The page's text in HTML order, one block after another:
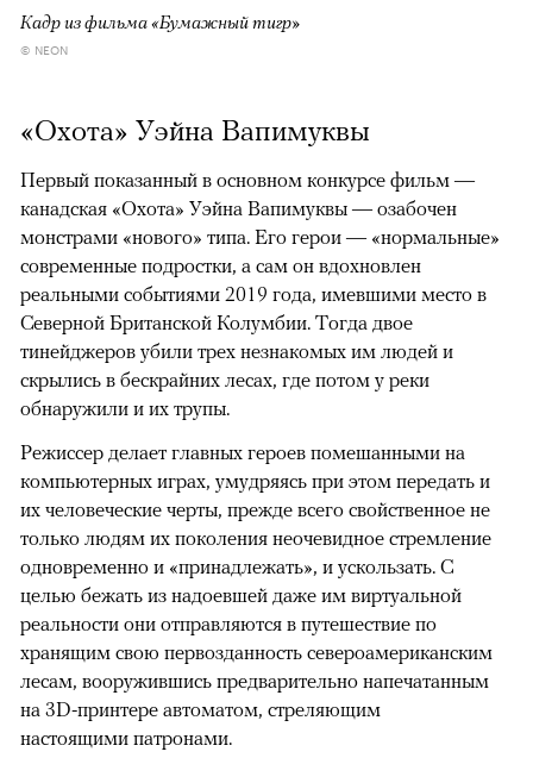
Кадр из фильма «Бумажный тигр»
© NEON
«Охота» Уэйна Вапимуквы
Первый показанный в основном конкурсе фильм —
канадская «Охота» Уэйна Вапимуквы — озабочен
монстрами «нового» типа. Его герои — «нормальные»
современные подростки, а сам он вдохновлен
реальными событиями 2019 года, имевшими место в
Северной Британской Колумбии. Тогда двое
тинейджеров убили трех незнакомых им людей и
скрылись в бескрайних лесах, где потом у реки
обнаружили и их трупы.
Режиссер делает главных героев помешанными на
компьютерных играх, умудряясь при этом передать и
их человеческие черты, прежде всего свойственное не
только людям их поколения неочевидное стремление
одновременно и «принадлежать», и ускользать. С
целью бежать из надоевшей даже им виртуальной
реальности они отправляются в путешествие по
хранящим свою первозданность североамериканским
лесам, вооружившись предварительно напечатанным
на 3D-принтере автоматом, стреляющим
настоящими патронами.